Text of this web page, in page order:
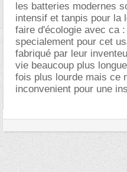
les batteries modernes
intensif et tanpis pour la
faire d'écologie avec ca
specialement pour cet
fabriqué par leur
vie beaucoup plus
fois plus lourde mais ce
inconvenient pour une